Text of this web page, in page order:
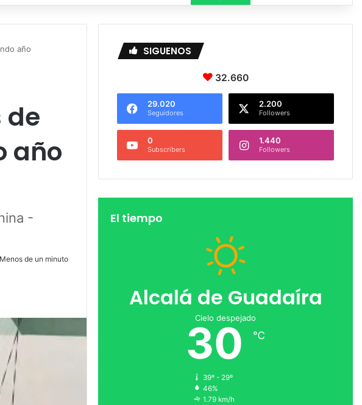
por
año
de
año
-
Menos de un minuto
SIGUENOS
32.660
29.020
Seguidores
2.200
Followers
0
Subscribers
1.440
Followers
El tiempo
Alcalá de Guadaíra
Cielo despejado
30 ℃
39º - 29º
46%
1.79 km/h